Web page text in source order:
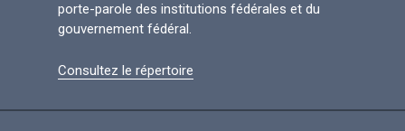
porte-parole des institutions fédérales et du
gouvernement fédéral.
Consultez le répertoire